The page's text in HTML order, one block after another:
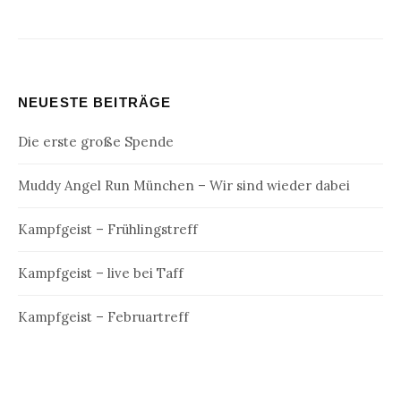
NEUESTE BEITRÄGE
Die erste große Spende
Muddy Angel Run München – Wir sind wieder dabei
Kampfgeist – Frühlingstreff
Kampfgeist – live bei Taff
Kampfgeist – Februartreff